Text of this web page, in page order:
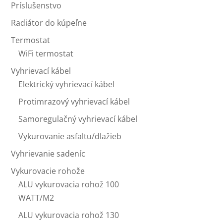
Príslušenstvo
Radiátor do kúpeľne
Termostat
WiFi termostat
Vyhrievací kábel
Elektrický vyhrievací kábel
Protimrazový vyhrievací kábel
Samoregulačný vyhrievací kábel
Vykurovanie asfaltu/dlažieb
Vyhrievanie sadeníc
Vykurovacie rohože
ALU vykurovacia rohož 100
WATT/M2
ALU vykurovacia rohož 130